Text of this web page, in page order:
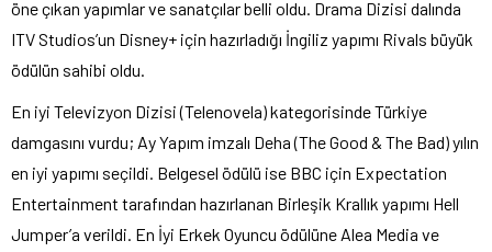
öne çıkan yapımlar ve sanatçılar belli oldu. Drama Dizisi dalında
ITV Studios’un Disney+ için hazırladığı İngiliz yapımı Rivals büyük
ödülün sahibi oldu.
En iyi Televizyon Dizisi (Telenovela) kategorisinde Türkiye
damgasını vurdu; Ay Yapım imzalı Deha (The Good & The Bad) yılın
en iyi yapımı seçildi. Belgesel ödülü ise BBC için Expectation
Entertainment tarafından hazırlanan Birleşik Krallık yapımı Hell
Jumper’a verildi. En İyi Erkek Oyuncu ödülüne Alea Media ve